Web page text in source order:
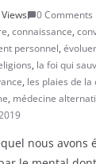
0 Comments
, connaissance,
personnel, évoluer
, la foi qui
, les plaies de la
, médecine
nous avons